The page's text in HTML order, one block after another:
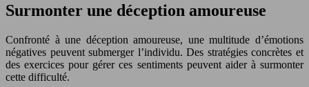
Surmonter une déception amoureuse
Confronté à une déception amoureuse, une multitude d’émotions
négatives peuvent submerger l’individu. Des stratégies concrètes et
des exercices pour gérer ces sentiments peuvent aider à surmonter
cette difficulté.